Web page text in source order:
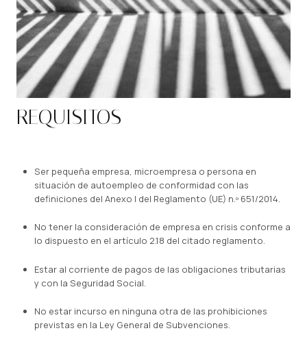
REQUISITOS
Ser pequeña empresa, microempresa o persona en
situación de autoempleo de conformidad con las
definiciones del Anexo I del Reglamento (UE) n.º 651/2014.
No tener la consideración de empresa en crisis conforme a
lo dispuesto en el artículo 2.18 del citado reglamento.
Estar al corriente de pagos de las obligaciones tributarias
y con la Seguridad Social.
No estar incurso en ninguna otra de las prohibiciones
previstas en la Ley General de Subvenciones.